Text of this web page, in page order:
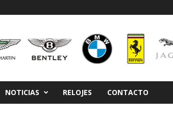
NOTICIAS RELOJES CONTACTO